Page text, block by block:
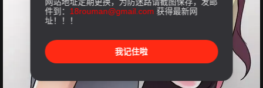
件到： 18rouman@gmail.com 获得最新网
址！！！
我记住啦